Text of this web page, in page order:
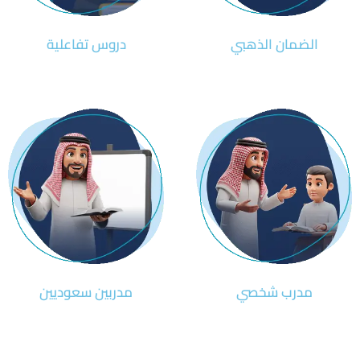
الضمان الذهبي دروس تفاعلية
مدرب شخصي مدربين سعوديين